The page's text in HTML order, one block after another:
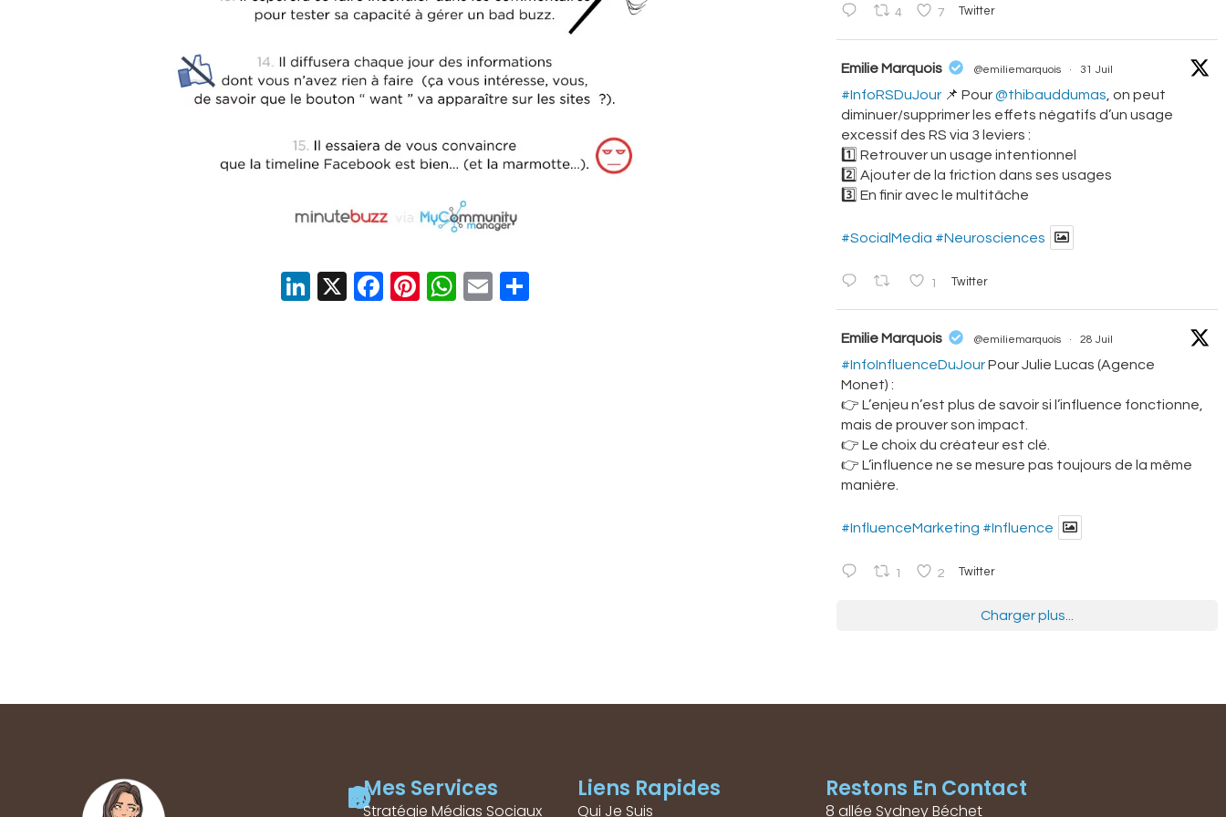
LinkedIn
X Facebook
Pinterest
WhatsApp
Email
4 7 Twitter
AvatarEmilie Marquois @emiliemarquois · 31 Juil
#InfoRSDuJour 📌 Pour@thibauddumas , on peut
diminuer/supprimer les effets négatifs d’un usage
excessif des RS via 3 leviers :
1️⃣ Retrouver un usage intentionnel
2️⃣ Ajouter de la friction dans ses usages
3️⃣ En finir avec le multitâche
#SocialMedia #Neurosciences
1 Twitter
AvatarEmilie Marquois @emiliemarquois · 28 Juil
#InfoInfluenceDuJourPour Julie Lucas (Agence
Monet) :
👉 L’enjeu n’est plus de savoir si l’influence fonctionne,
mais de prouver son impact.
👉 Le choix du créateur est clé.
👉 L’influence ne se mesure pas toujours de la même
manière.
#InfluenceMarketing #Influence
1 2 Twitter
Charger plus...
Mes Services
Stratégie Médias Sociaux
Liens Rapides
Qui Je Suis
Restons En Contact
8 allée Sydney Béchet